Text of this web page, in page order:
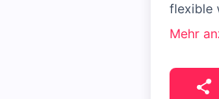
flexible
Mehr